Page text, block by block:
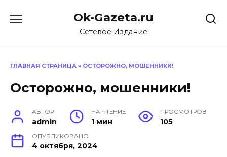
Ok-Gazeta.ru
Сетевое Издание
ГЛАВНАЯ СТРАНИЦА » ОСТОРОЖНО, МОШЕННИКИ!
Осторожно, мошенники!
АВТОР
admin
НА ЧТЕНИЕ
1 мин
ПРОСМОТРОВ
105
ОПУБЛИКОВАНО
4 октября, 2024